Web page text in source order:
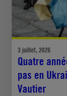
3 juillet, 2026
Quatre
pas en
Vautier